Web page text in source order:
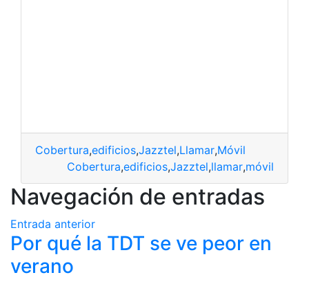
Cobertura,edificios,Jazztel,Llamar,Móvil
Cobertura,edificios,Jazztel,llamar,móvil
Navegación de entradas
Entrada anterior
Por qué la TDT se ve peor en
verano